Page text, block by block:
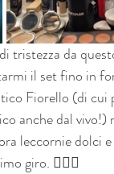
tristezza da
il set fino in
Fiorello (di
anche dal
leccornie dolci
giro. 🤷🏻‍♀️